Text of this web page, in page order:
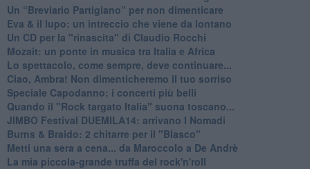
Un “Breviario Partigiano” per non dimenticare
Eva & il lupo: un intreccio che viene da lontano
Un CD per la "rinascita" di Claudio Rocchi
Mozait: un ponte in musica tra Italia e Africa
Lo spettacolo, come sempre, deve continuare...
Ciao, Ambra! Non dimenticheremo il tuo sorriso
Speciale Capodanno: i concerti più belli
Quando il "Rock targato Italia" suona toscano...
JIMBO Festival DUEMILA14: arrivano I Nomadi
Burns & Braido: 2 chitarre per il "Blasco"
Metti una sera a cena... da Maroccolo a De Andrè
La mia piccola-grande truffa del rock'n'roll